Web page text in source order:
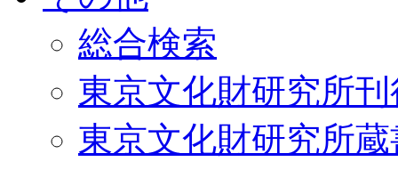
総合検索
東京文化財研究所
東京文化財研究所